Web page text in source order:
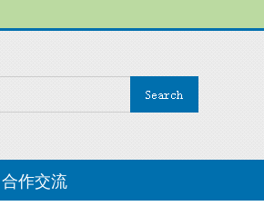
合作交流